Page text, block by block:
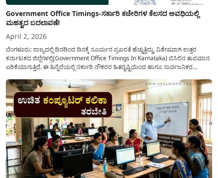
Government Office Timings-ಸರ್ಕಾರಿ ಕಚೇರಿಗಳ ಕೆಲಸದ ಅವಧಿಯಲ್ಲಿ
ಮಹತ್ವದ ಬದಲಾವಣೆ!
April 2, 2026
ಬೆಂಗಳೂರು: ರಾಜ್ಯದಲ್ಲಿ ದಿನದಿಂದ ದಿನಕ್ಕೆ ಸೂರ್ಯನ ಪ್ರಖರತೆ ಹೆಚ್ಚುತ್ತಿದ್ದು, ವಿಶೇಷವಾಗಿ ಉತ್ತರ
ಕರ್ನಾಟಕದ ಜಿಲ್ಲೆಗಳಲ್ಲಿ(Government Office Timings In Karnataka) ಬಿಸಿಲಿನ ತಾಪಮಾನ
ಏರಿಕೆಯಾಗುತ್ತಿದೆ. ಈ ಹಿನ್ನೆಲೆಯಲ್ಲಿ ಸರ್ಕಾರಿ ನೌಕರರ ಹಿತದೃಷ್ಟಿಯಿಂದ ಹಾಗೂ ಸಾರ್ವಜನಿಕರ
ಮತ್ತು ಕಲ್ಯಾಣ ಕರ್ನಾಟಕದ ಒಟ್ಟು 9 ಜಿಲ್ಲೆಗಳಲ್ಲಿ ಏಪ್ರಿಲ್...